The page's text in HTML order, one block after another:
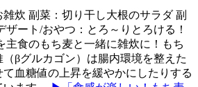
炊 副菜：切り干し大根のサラダ 副
ート/おやつ：とろ～りとろける！
主食のもち麦と一緒に雑炊に！もち
βグルカゴン）は腸内環境を整えた
血糖値の上昇を緩やかにしたりする